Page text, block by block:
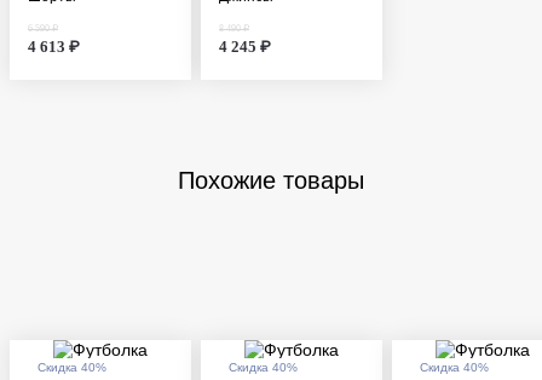
6 590 ₽
4 613 ₽
8 490 ₽
4 245 ₽
Похожие товары
Скидка 40% Скидка 40% Скидка 40%